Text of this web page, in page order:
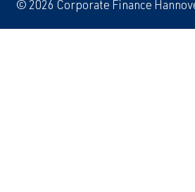
© 2026 Corporate Finance